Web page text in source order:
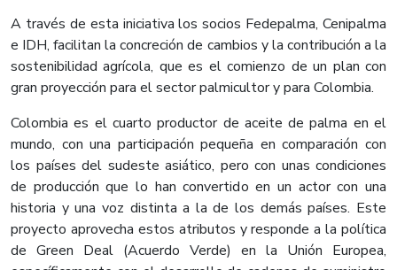
A través de esta iniciativa los socios Fedepalma, Cenipalma
e IDH, facilitan la concreción de cambios y la contribución a la
sostenibilidad agrícola, que es el comienzo de un plan con
gran proyección para el sector palmicultor y para Colombia.
Colombia es el cuarto productor de aceite de palma en el
mundo, con una participación pequeña en comparación con
los países del sudeste asiático, pero con unas condiciones
de producción que lo han convertido en un actor con una
historia y una voz distinta a la de los demás países. Este
proyecto aprovecha estos atributos y responde a la política
de Green Deal (Acuerdo Verde) en la Unión Europea,